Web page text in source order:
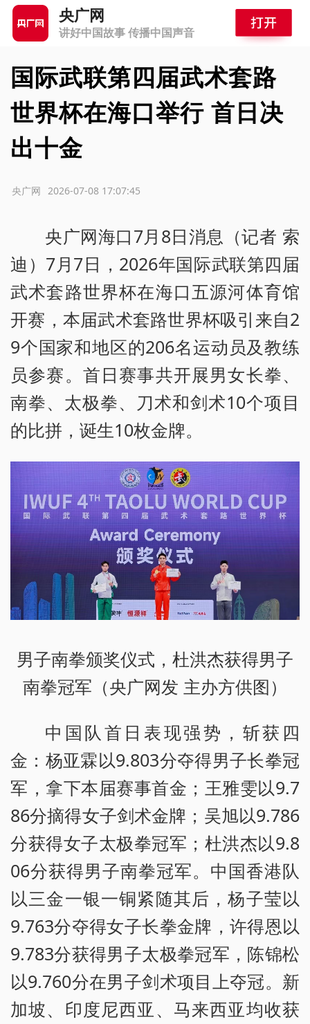
央广网
讲好中国故事 传播中国声音
国际武联第四届武术套路
世界杯在海口举行 首日决
出十金
2026-07-08 17:07:45
央广网
央广网海口7月8日消息（记者 索
迪）7月7日，2026年国际武联第四届
武术套路世界杯在海口五源河体育馆
开赛，本届武术套路世界杯吸引来自2
9个国家和地区的206名运动员及教练
员参赛。首日赛事共开展男女长拳、
南拳、太极拳、刀术和剑术10个项目
的比拼，诞生10枚金牌。
男子南拳颁奖仪式，杜洪杰获得男子
南拳冠军（央广网发 主办方供图）
中国队首日表现强势，斩获四
金：杨亚霖以9.803分夺得男子长拳冠
军，拿下本届赛事首金；王雅雯以9.7
86分摘得女子剑术金牌；吴旭以9.786
分获得女子太极拳冠军；杜洪杰以9.8
06分获得男子南拳冠军。中国香港队
以三金一银一铜紧随其后，杨子莹以
9.763分夺得女子长拳金牌，许得恩以
9.783分获得男子太极拳冠军，陈锦松
以9.760分在男子剑术项目上夺冠。新
加坡、印度尼西亚、马来西亚均收获